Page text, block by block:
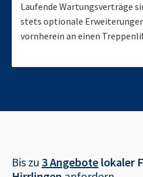
Laufende Wartungsverträge
stets optionale
vornherein an einen
Bis zu 3 Angebote lokaler